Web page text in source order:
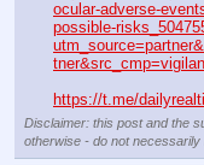
ocular-adverse-
possible-
https://t.me/
Disclaimer: this post and the
otherwise - do not